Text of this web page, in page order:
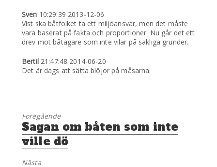
Sven 10:29:39 2013-12-06
Vist ska båtfolket ta ett miljöansvar, men det måste
vara baserat på fakta och proportioner. Nu går det ett
drev mot båtägare som inte vilar på sakliga grunder.
Bertil21:47:48 2014-06-20
Det är dags att sätta blöjor på måsarna.
Föregående
Föregående
inlägg:
Sagan om båten som inte
ville dö
Nästa